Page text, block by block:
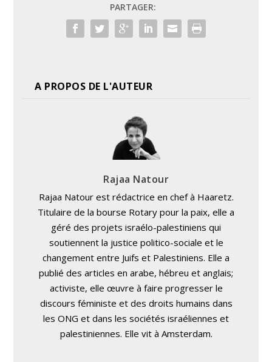
PARTAGER:
A PROPOS DE L'AUTEUR
Rajaa Natour
Rajaa Natour est rédactrice en chef à Haaretz.
Titulaire de la bourse Rotary pour la paix, elle a
géré des projets israélo-palestiniens qui
soutiennent la justice politico-sociale et le
changement entre Juifs et Palestiniens. Elle a
publié des articles en arabe, hébreu et anglais;
activiste, elle œuvre à faire progresser le
discours féministe et des droits humains dans
les ONG et dans les sociétés israéliennes et
palestiniennes. Elle vit à Amsterdam.